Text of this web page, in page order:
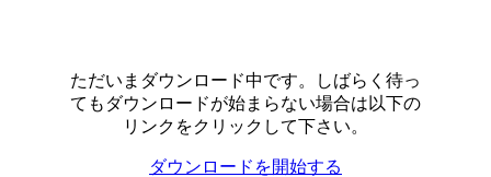
ただいまダウンロード中です。しばらく待っ
てもダウンロードが始まらない場合は以下の
リンクをクリックして下さい。
ダウンロードを開始する